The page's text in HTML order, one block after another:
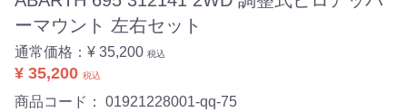
ーマウント 左右セット
通常価格： ¥ 35,200 税込
¥ 35,200 税込
商品コード： 01921228001-qq-75